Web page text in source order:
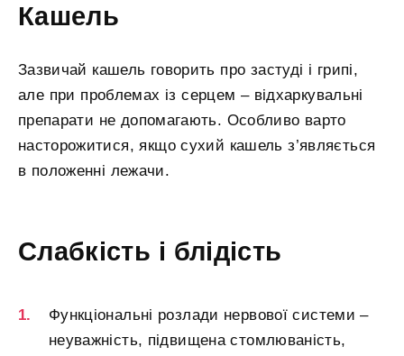
Кашель
Зазвичай кашель говорить про застуді і грипі,
але при проблемах із серцем – відхаркувальні
препарати не допомагають. Особливо варто
насторожитися, якщо сухий кашель з’являється
в положенні лежачи.
Слабкість і блідість
Функціональні розлади нервової системи –
неуважність, підвищена стомлюваність,